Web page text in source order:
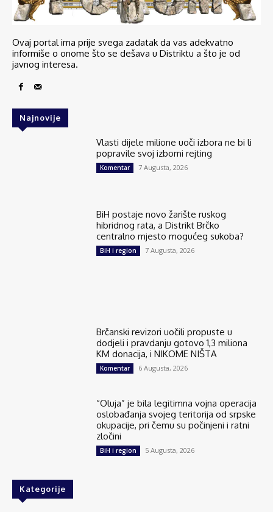
Ovaj portal ima prije svega zadatak da vas adekvatno
informiše o onome što se dešava u Distriktu a što je od
javnog interesa.
Najnovije
Vlasti dijele milione uoči izbora ne bi li
popravile svoj izborni rejting
Komentar 7 Augusta, 2026
BiH postaje novo žarište ruskog
hibridnog rata, a Distrikt Brčko
centralno mjesto mogućeg sukoba?
BiH i region 7 Augusta, 2026
Brčanski revizori uočili propuste u
dodjeli i pravdanju gotovo 1,3 miliona
KM donacija, i NIKOME NIŠTA
Komentar 6 Augusta, 2026
“Oluja” je bila legitimna vojna operacija
oslobađanja svojeg teritorija od srpske
okupacije, pri čemu su počinjeni i ratni
zločini
BiH i region 5 Augusta, 2026
Kategorije